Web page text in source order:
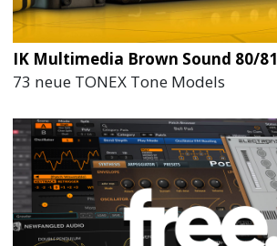
IK Multimedia Brown Sound 80/81
73 neue TONEX Tone Models